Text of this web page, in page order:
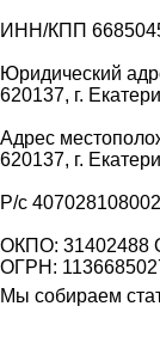
ИНН/КПП
Юридический
620137, г.
Адрес
620137, г.
Р/с
ОКПО: 31402488
ОГРН:
Мы собираем